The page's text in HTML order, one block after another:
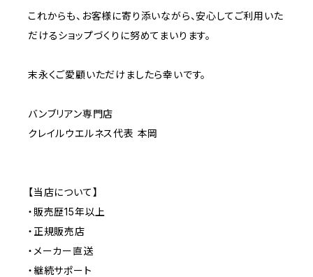
これからも、お客様に寄り添いながら、安心してご利用いた
だけるショップづくりに努めてまいります。
末永くご愛顧いただけましたら幸いです。
バンブリアン専門店
クレイルウエルネス代表 本岡
【当店について】
・販売歴15年以上
・正規販売店
・メーカー直送
・継続サポート